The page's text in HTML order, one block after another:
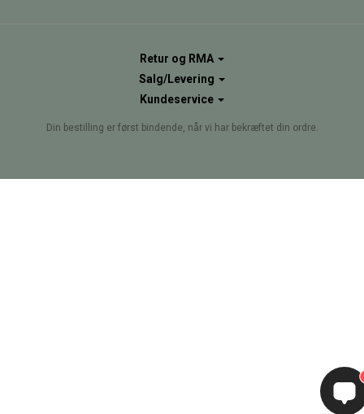
Retur og RMA
Salg/Levering
Kundeservice
Din bestilling er først bindende, når vi har bekræftet din ordre.